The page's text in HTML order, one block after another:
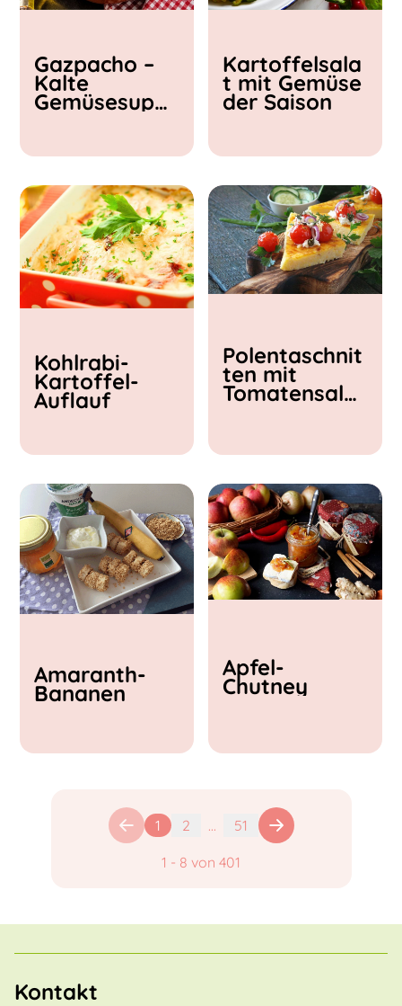
< 15 min
15 - 30 min
30 - 60 min
Gazpacho –
Kalte
Gemüsesupp
Kartoffelsala
t mit Gemüse
der Saison
Kohlrabi-
Kartoffel-
Auflauf
Polentaschnit
ten mit
Tomatensalat
Amaranth-
Bananen
Apfel-
Chutney
1 2 ... 51
1 - 8 von 401
Kontakt